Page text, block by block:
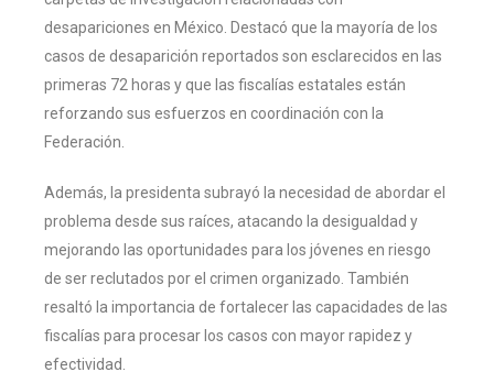
desapariciones en México. Destacó que la mayoría de los
casos de desaparición reportados son esclarecidos en las
primeras 72 horas y que las fiscalías estatales están
reforzando sus esfuerzos en coordinación con la
Federación.
Además, la presidenta subrayó la necesidad de abordar el
problema desde sus raíces, atacando la desigualdad y
mejorando las oportunidades para los jóvenes en riesgo
de ser reclutados por el crimen organizado. También
resaltó la importancia de fortalecer las capacidades de las
fiscalías para procesar los casos con mayor rapidez y
efectividad.